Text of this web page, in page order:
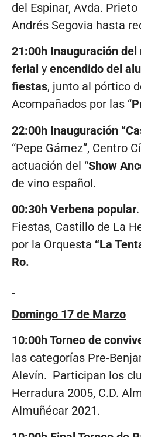
del Espinar, Avda.
Andrés Segovia hasta
21:00h Inauguración del
ferial y encendido del
fiestas, junto al pórtico
Acompañados por las “
22:00h Inauguración
“Pepe Gámez”, Centro
actuación del “Show
de vino español.
00:30h Verbena popular
Fiestas, Castillo de La
por la Orquesta “La
Ro.
Domingo 17 de Marzo
10:00h Torneo de
las categorías Pre-
Alevín. Participan los
Herradura 2005, C.D.
Almuñécar 2021.